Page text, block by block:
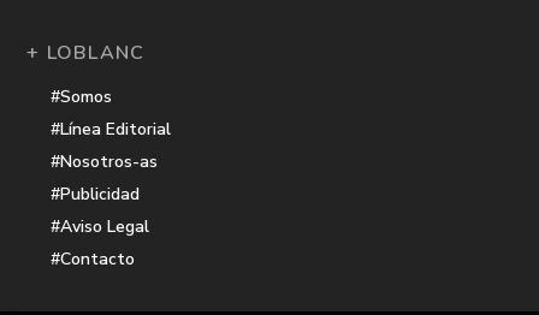
+ LOBLANC
#Somos
#Línea Editorial
#Nosotros-as
#Publicidad
#Aviso Legal
#Contacto